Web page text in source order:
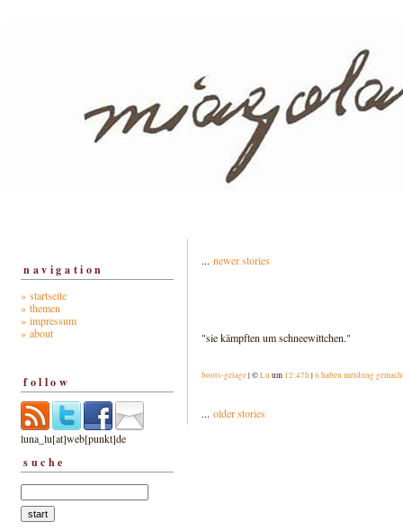
navigation
» startseite
» themen
» impressum
» about
follow
luna_lu[at]web[punkt]de
suche
... newer stories
"sie kämpften um schneewittchen."
boots-gelage| ©Lu um 12:47h |6 haben meldung
... older stories